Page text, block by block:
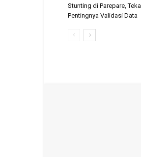
Stunting di Parepare,
Pentingnya Validasi Data